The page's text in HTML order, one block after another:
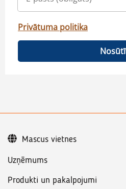
Privātuma politika
Uzņēmums
Produkti un pakalpojumi
Mascus vietnes